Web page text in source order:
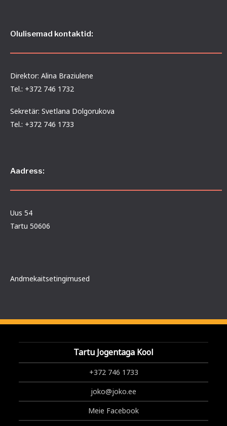
Olulisemad kontaktid:
Direktor: Alina Braziulene
Tel.: +372 746 1732
Sekretär: Svetlana Dolgorukova
Tel.: +372 746 1733
Aadress:
Uus 54
Tartu 50606
Andmekaitsetingimused
Tartu Jogentaga Kool
+372 746 1733
joko@joko.ee
Meie Facebook